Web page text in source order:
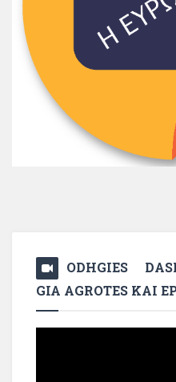
ODHGIES
GIA AGROTES KAI